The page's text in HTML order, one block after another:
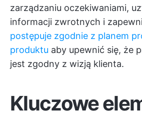
zarządzaniu oczekiwaniami,
informacji zwrotnych i
postępuje zgodnie z planem
produktu aby upewnić się, że
jest zgodny z wizją klienta.
Kluczowe